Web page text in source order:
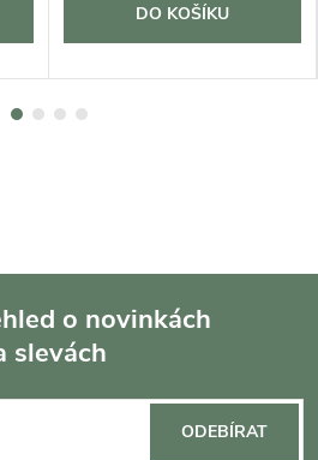
DO KOŠÍKU
o novinkách
slevách
ODEBÍRAT